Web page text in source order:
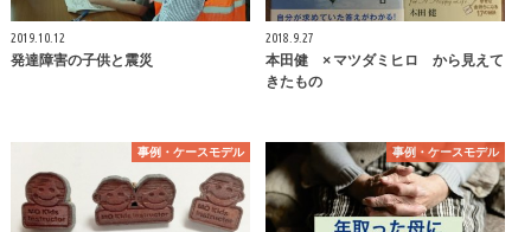
2019.10.12
発達障害の子供と震災
2018.9.27
本田健 × マツダミヒロ から見えて
きたもの
事例・ケースモデル 事例・ケースモデル